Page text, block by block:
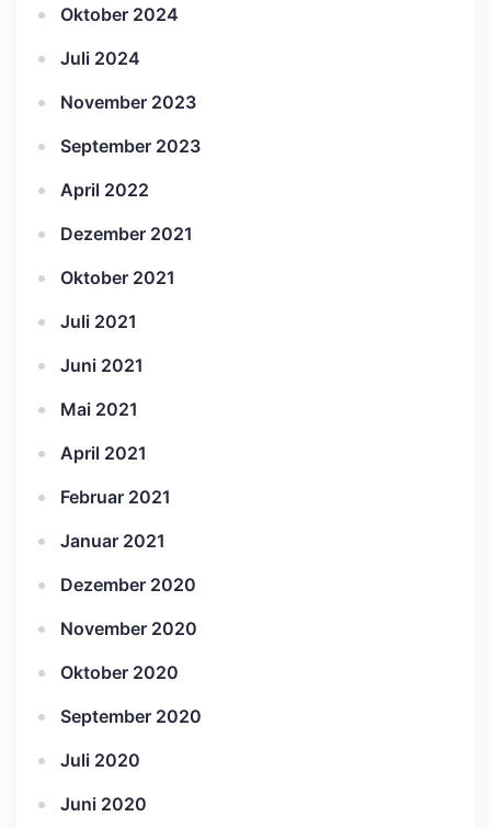
Oktober 2024
Juli 2024
November 2023
September 2023
April 2022
Dezember 2021
Oktober 2021
Juli 2021
Juni 2021
Mai 2021
April 2021
Februar 2021
Januar 2021
Dezember 2020
November 2020
Oktober 2020
September 2020
Juli 2020
Juni 2020